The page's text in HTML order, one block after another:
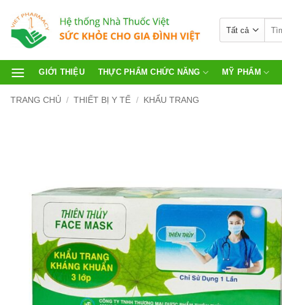
GIỚI THIỆU THỰC PHẨM CHỨC NĂNG MỸ PHẨM
TRANG CHỦ / THIẾT BỊ Y TẾ / KHẨU TRANG